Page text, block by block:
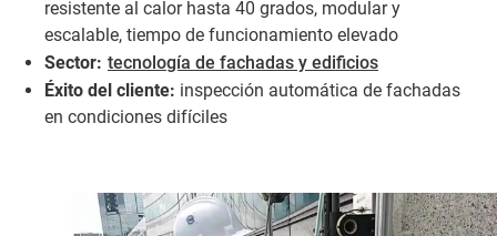
resistente al calor hasta 40 grados, modular y
escalable, tiempo de funcionamiento elevado
Sector: tecnología de fachadas y edificios
Éxito del cliente: inspección automática de fachadas
en condiciones difíciles